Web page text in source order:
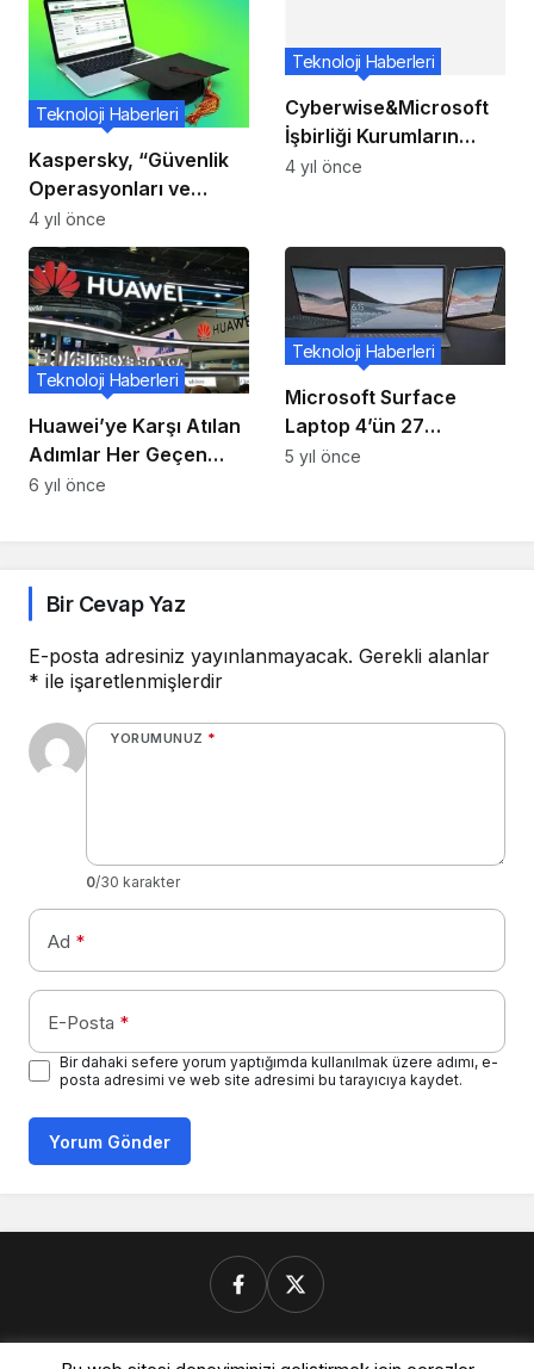
Kaspersky, “Güvenlik
Operasyonları ve
Tehdit Avcılığı”
uzmanları için yeni
çevrimiçi siber
güvenlik eğitimini
duyurdu
Teknoloji Haberleri
4 yıl önce
Cyberwise&Microsoft
İşbirliği Kurumların
Siber Dayanıklılığını
Teknoloji Haberleri
4 yıl önce
Huawei’ye Karşı Atılan
Adımlar Her Geçen
Gün Genişliyor
Teknoloji Haberleri
6 yıl önce
Microsoft Surface
Laptop 4’ün 27
Nisan’da piyasaya
Teknoloji Haberleri
5 yıl önce
Bir Cevap Yaz
E-posta adresiniz yayınlanmayacak. Gerekli alanlar
* ile işaretlenmişlerdir
YORUMUNUZ *
0/30 karakter
Ad *
E-Posta *
Bir dahaki sefere yorum yaptığımda kullanılmak üzere adımı, e-
posta adresimi ve web site adresimi bu tarayıcıya kaydet.
Yorum Gönder